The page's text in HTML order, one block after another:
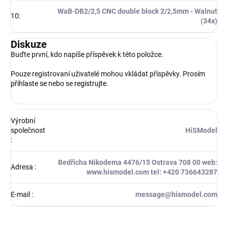
10:
WaB-DB2/2,5 CNC double block 2/2,5mm - Walnut
(34x)
Diskuze
Buďte první, kdo napíše příspěvek k této položce.
Pouze registrovaní uživatelé mohou vkládat příspěvky. Prosím
přihlaste se nebo se registrujte.
Výrobní
společnost
:
HiSModel
Adresa :
Bedřicha Nikodema 4476/15 Ostrava 708 00 web:
www.hismodel.com tel: +420 736643287
E-mail : message@hismodel.com